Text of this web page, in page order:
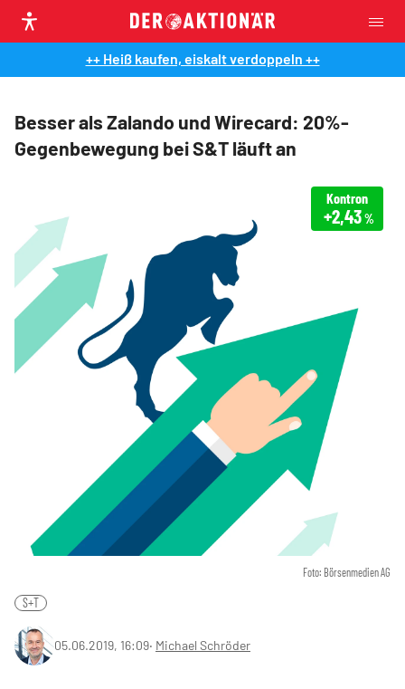
++ Heiß kaufen, eiskalt verdoppeln ++
Besser als Zalando und Wirecard: 20%-
Gegenbewegung bei S&T läuft an
Foto: Börsenmedien AG
Kontron
+2,43%
S+T
05.06.2019, 16:09‧ Michael Schröder